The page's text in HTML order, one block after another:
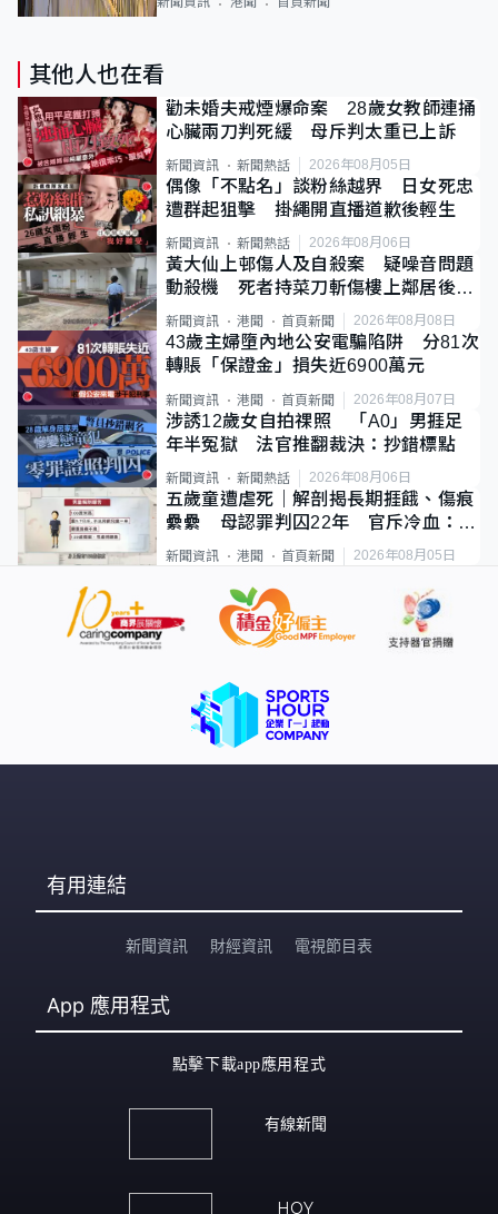
其他人也在看
勸未婚夫戒煙爆命案 28歲女教師連捅
心臟兩刀判死緩 母斥判太重已上訴
新聞資訊 新聞熱話 2026年08月05日
偶像「不點名」談粉絲越界 日女死忠
遭群起狙擊 掛繩開直播道歉後輕生
新聞資訊 新聞熱話 2026年08月06日
黃大仙上邨傷人及自殺案 疑噪音問題
動殺機 死者持菜刀斬傷樓上鄰居後墮
斃
新聞資訊 港聞 首頁新聞 2026年08月08日
43歲主婦墮內地公安電騙陷阱 分81次
轉賬「保證金」損失近6900萬元
新聞資訊 港聞 首頁新聞 2026年08月07日
涉誘12歲女自拍祼照 「A0」男捱足
年半冤獄 法官推翻裁決：抄錯標點
新聞資訊 新聞熱話 2026年08月06日
五歲童遭虐死｜解剖揭長期捱餓、傷痕
纍纍 母認罪判囚22年 官斥冷血：同
類案最惡劣
新聞資訊 港聞 首頁新聞 2026年08月05日
有用連結
新聞資訊 財經資訊 電視節目表
App 應用程式
點擊下載app應用程式
有線新聞
HOY